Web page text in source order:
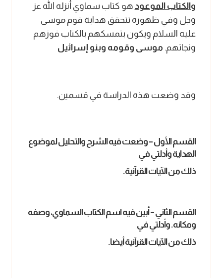
والكتاب الموعود هو كتاب سماوي أنزله الله عز
وجل وفي ظهوره تتحقق هداية قوم موسى
عليه السلام ويكون بتمسكهم بالكتاب فوزهم
ونجاتهم. موسى وقومه وبنو إسرائيل
وقد وضعت هذه الدراسة في قسمين.
القسم الأول – وضعت فيه الشرح والتحليل لموضوع
الهداية وأدلتي في
ذلك من الآيات القرآنية.
القسم الثاني – أبين فيه اسم الكتاب السماوي، وصفه
ومكانه. وأدلتي في
ذلك من الآيات القرآنية أيضا.